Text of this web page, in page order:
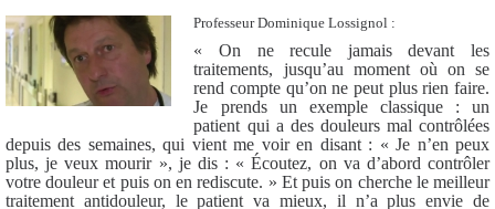
Professeur Dominique Lossignol :
« On ne recule jamais devant les
traitements, jusqu’au moment où on se
rend compte qu’on ne peut plus rien faire.
Je prends un exemple classique : un
patient qui a des douleurs mal contrôlées
depuis des semaines, qui vient me voir en disant : « Je n’en peux
plus, je veux mourir », je dis : « Écoutez, on va d’abord contrôler
votre douleur et puis on en rediscute. » Et puis on cherche le meilleur
traitement antidouleur, le patient va mieux, il n’a plus envie de